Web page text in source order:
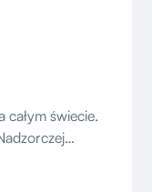
całym świecie.